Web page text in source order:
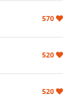
570
520
520